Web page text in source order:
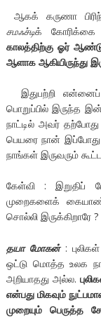
ஆகக் கருணா
சமஃச்டிக்
காலத்திற்கு ஓர்
ஆளாக ஆகியிருந்து
இதுபற்றி என்னைப்
பொறுப்பில் இருந்த
நாட்டில் அவர்
பெயரை நான் இப்போது
நாங்கள் இருவரும்
கேள்வி : இறுதிப்
முறைகளைக்
சொல்லி இருக்கிறாரே ?
தயா மோகன்:
ஒட்டு மொத்த உலக
அறியாதது அல்ல.
என்பது மிகவும்
முறையும் பெருத்த